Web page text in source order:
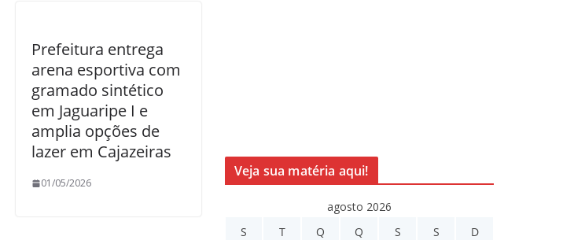
Prefeitura entrega
arena esportiva com
gramado sintético
em Jaguaripe I e
amplia opções de
lazer em Cajazeiras
01/05/2026
Veja sua matéria aqui!
agosto 2026
S
T Q Q S S D